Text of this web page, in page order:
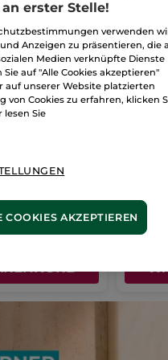
(167)
-
50% ab 2 Produkten deiner Wahl
erster Stelle!
verwenden
Anzeigen zu präsentieren, die
Medien verknüpfte Dienste
auf "Alle Cookies akzeptieren"
auf unserer Website platzierten
von Cookies zu erfahren, klicken
lesen Sie
COOKIES AKZEPTIEREN